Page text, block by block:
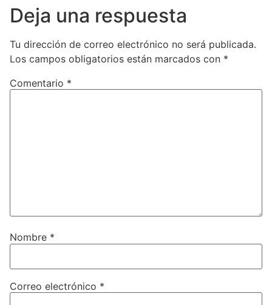
Deja una respuesta
Tu dirección de correo electrónico no será publicada.
Los campos obligatorios están marcados con *
Comentario *
Nombre *
Correo electrónico *